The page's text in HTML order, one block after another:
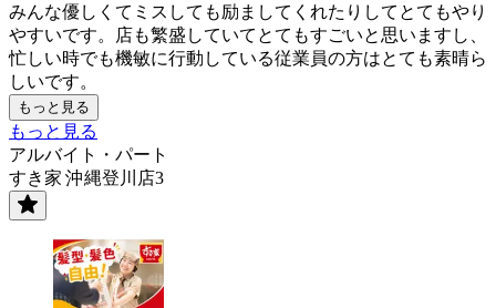
みんな優しくてミスしても励ましてくれたりしてとてもやり
やすいです。店も繁盛していてとてもすごいと思いますし、
忙しい時でも機敏に行動している従業員の方はとても素晴ら
しいです。
もっと見る
もっと見る
アルバイト・パート
すき家 沖縄登川店3